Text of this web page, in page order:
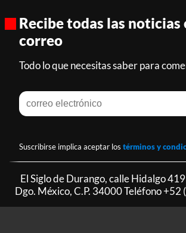
Recibe todas las noticias
correo
Todo lo que necesitas saber para
Suscribirse implica aceptar los términos y
El Siglo de Durango, calle Hidalgo
Dgo. México, C.P. 34000 Teléfono+52